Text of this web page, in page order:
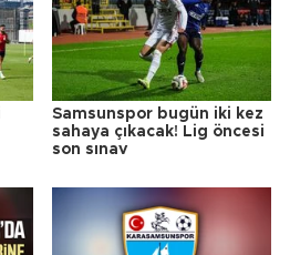
Samsunspor bugün iki kez
sahaya çıkacak! Lig öncesi
son sınav